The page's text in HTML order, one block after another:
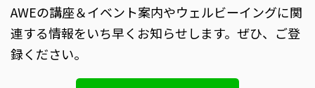
AWEの講座＆イベント案内やウェルビーイングに関
連する情報をいち早くお知らせします。ぜひ、ご登
録ください。